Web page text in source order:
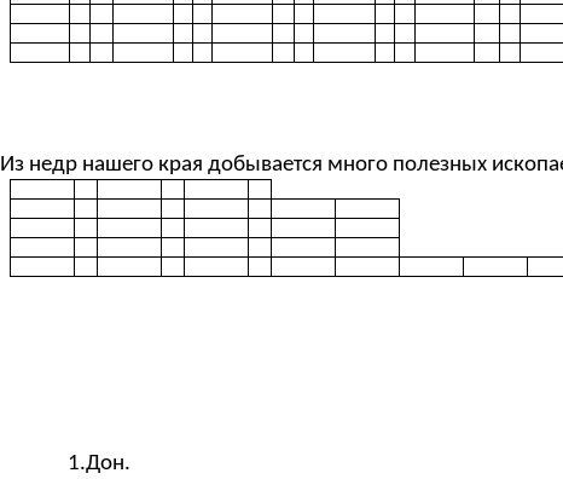
недр нашего края добывается много полезных
1.Дон.